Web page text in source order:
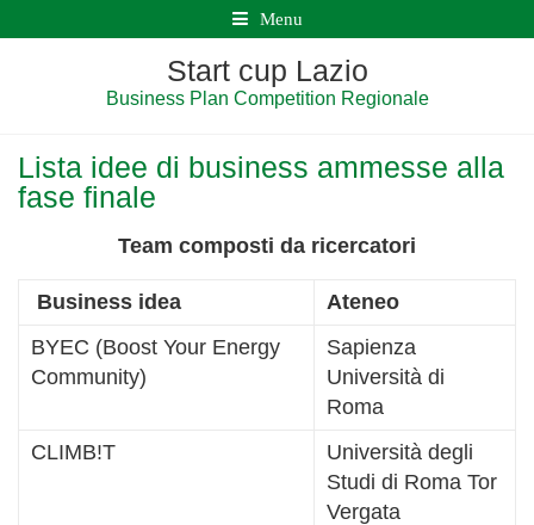
Menu
Start cup Lazio
Business Plan Competition Regionale
Lista idee di business ammesse alla
fase finale
Team composti da ricercatori
Business idea
Ateneo
BYEC (Boost Your Energy
Community)
Sapienza
Università di
Roma
CLIMB!T
Università degli
Studi di Roma Tor
Vergata